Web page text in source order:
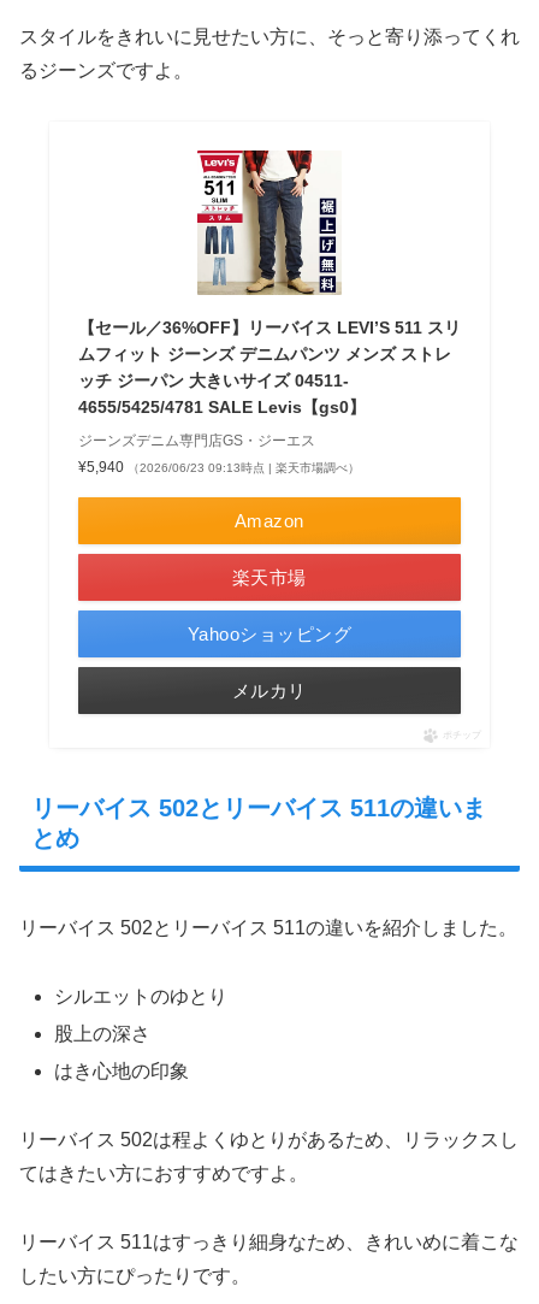
スタイルをきれいに見せたい方に、そっと寄り添ってくれ
るジーンズですよ。
【セール／36%OFF】リーバイス LEVI’S 511 スリ
ムフィット ジーンズ デニムパンツ メンズ ストレ
ッチ ジーパン 大きいサイズ 04511-
4655/5425/4781 SALE Levis【gs0】
ジーンズデニム専門店GS・ジーエス
¥5,940
（2026/06/23 09:13時点 | 楽天市場調べ）
Amazon
楽天市場
Yahooショッピング
メルカリ
ポチップ
リーバイス 502とリーバイス 511の違いま
とめ
リーバイス 502とリーバイス 511の違いを紹介しました。
シルエットのゆとり
股上の深さ
はき心地の印象
リーバイス 502は程よくゆとりがあるため、リラックスし
てはきたい方におすすめですよ。
リーバイス 511はすっきり細身なため、きれいめに着こな
したい方にぴったりです。